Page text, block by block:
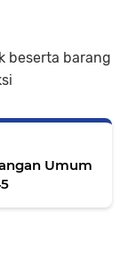
beserta barang
Umum